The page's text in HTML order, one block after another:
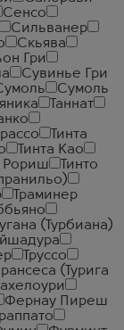
Сенсо
Сильванер
Скьява
Гри
Сувинье Гри
Сумоль
Таннат
Тинта
Тинта Као
Рориш
Тинто
Траминер
(Турбиана)
Труссо
(Турига
Фернау Пиреш